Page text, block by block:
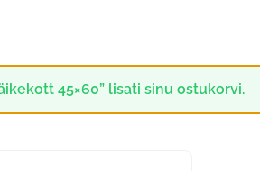
45×60” lisati sinu ostukorvi.